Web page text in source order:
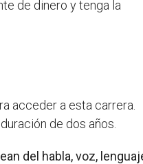
de dinero y tenga la
acceder a esta carrera.
de dos años.
del habla, voz,